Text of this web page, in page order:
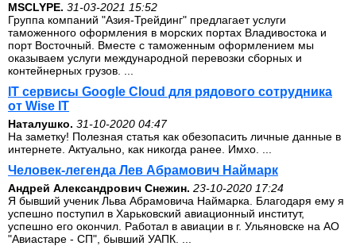
MSCLYPE. 31-03-2021 15:52
Группа компаний "Азия-Трейдинг" предлагает услуги
таможенного оформления в морских портах Владивостока и
порт Восточный. Вместе с таможенным оформлением мы
оказываем услуги международной перевозки сборных и
контейнерных грузов. ...
IT сервисы Google Cloud для рядового сотрудника
от Wise IT
Наталушко. 31-10-2020 04:47
На заметку! Полезная статья как обезопасить личные данные в
интернете. Актуально, как никогда ранее. Имхо. ...
Человек-легенда Лев Абрамович Наймарк
Андрей Александрович Снежин. 23-10-2020 17:24
Я бывший ученик Льва Абрамовича Наймарка. Благодаря ему я
успешно поступил в Харьковский авиационный институт,
успешно его окончил. Работал в авиации в г. Ульяновске на АО
"Авиастаре - СП", бывший УАПК. ...